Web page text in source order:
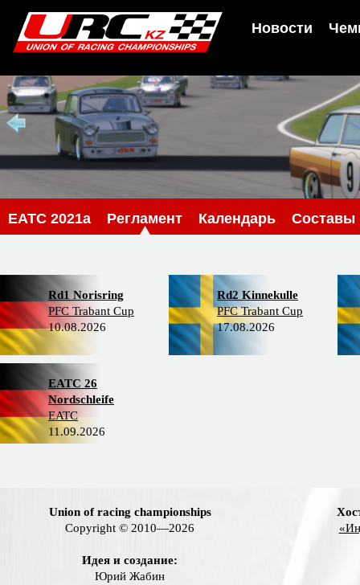
Новости
EATC 2021a Регламент Календарь Составы
Rd1 Norisring
PFC Trabant Cup
10.08.2026
Rd2 Kinnekulle
PFC Trabant Cup
17.08.2026
EATC 26
Nordschleife
EATC
11.09.2026
Union of racing championships
Copyright © 2010—2026
Идея и создание:
Юрий Жабин